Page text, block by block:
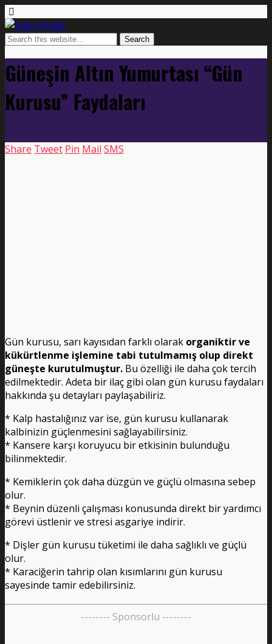
Güneşin Altın Yumurtası “Gün
Kurusu” Faydaları
Share Tweet Pin Mail SMS
Gün kurusu, sarı kayısıdan farklı olarak organiktir ve
kükürtlenme işlemine tabi tutulmamış olup direkt
güneşte kurutulmuştur. Bu özelliği ile daha çok tercih
edilmektedir. Adeta bir ilaç gibi olan gün kurusu faydaları
hakkında şu detayları paylaşabiliriz.
* Kalp hastalığınız var ise, gün kurusu kullanarak
kalbinizin güçlenmesini sağlayabilirsiniz.
* Kansere karşı koruyucu bir etkisinin bulunduğu
bilinmektedir.
* Kemiklerin çok daha düzgün ve güçlü olmasına sebep
olur.
* Beynin düzenli çalışması konusunda direkt bir yardımcı
görevi üstlenir ve stresi asgariye indirir.
* Dişler gün kurusu tüketimi ile daha sağlıklı ve güçlü
olur.
* Karaciğerin tahrip olan kısımlarını gün kurusu
sayesinde tamir edebilirsiniz.
-------- Sponsorlu --------